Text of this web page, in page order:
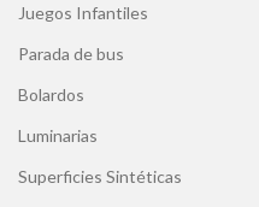
Juegos Infantiles
Parada de bus
Bolardos
Luminarias
Superficies Sintéticas